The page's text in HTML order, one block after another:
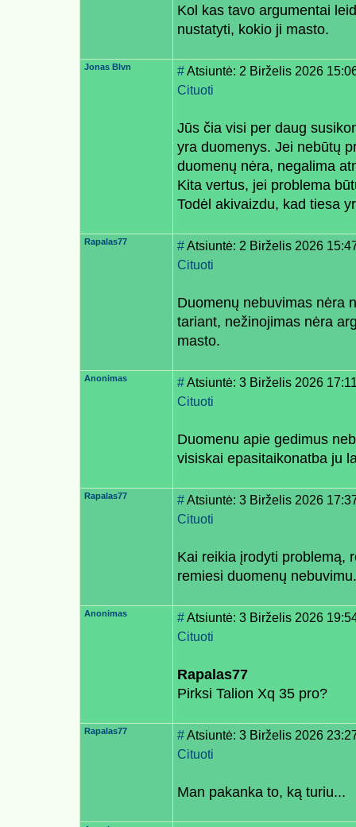
Kol kas tavo argumentai
nustatyti, kokio ji masto.
Jonas Blvn #Atsiuntė: 2 Birželis 2026
Cituoti
Jūs čia visi per daug
yra duomenys. Jei nebūtų
duomenų nėra, negalima
Kita vertus, jei problema
Todėl akivaizdu, kad tiesa
Rapalas77 #Atsiuntė: 2 Birželis 2026
Cituoti
Duomenų nebuvimas nėra
tariant, nežinojimas nėra
masto.
Anonimas #Atsiuntė: 3 Birželis 2026
Cituoti
Duomenu apie gedimus
visiskai epasitaikonatba ju
Rapalas77 #Atsiuntė: 3 Birželis 2026
Cituoti
Kai reikia įrodyti problemą,
remiesi duomenų
Anonimas #Atsiuntė: 3 Birželis 2026
Cituoti
Rapalas77
Pirksi Talion Xq 35 pro?
Rapalas77 #Atsiuntė: 3 Birželis 2026
Cituoti
Man pakanka to, ką turiu...